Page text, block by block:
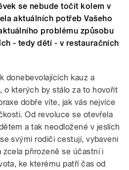
se nebude točit kolem v
aktuálních potřeb Vašeho
problému způsobu
- tedy dětí - v restauračních
donebevolajících kauz a
o kterých by stálo za to hovořit
dobře víte, jak vás nejvíce
Od revoluce se otevřela
a tak neodložené v jeslích
svými rodiči cestují, vybaveni
zcela přirozeně se účastní i
ke kterému patří čas od